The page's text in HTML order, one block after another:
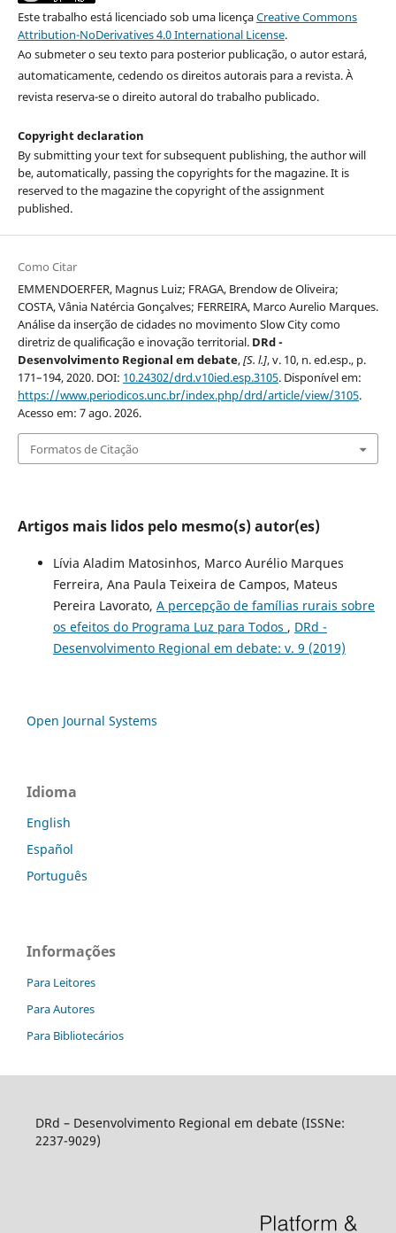
Este trabalho está licenciado sob uma licençaCreative Commons
Attribution-NoDerivatives 4.0 International License.
Ao submeter o seu texto para posterior publicação, o autor estará,
automaticamente, cedendo os direitos autorais para a revista. À
revista reserva-se o direito autoral do trabalho publicado.
Copyright declaration
By submitting your text for subsequent publishing, the author will
be, automatically, passing the copyrights for the magazine. It is
reserved to the magazine the copyright of the assignment
published.
Como Citar
EMMENDOERFER, Magnus Luiz; FRAGA, Brendow de Oliveira;
COSTA, Vânia Natércia Gonçalves; FERREIRA, Marco Aurelio Marques.
Análise da inserção de cidades no movimento Slow City como
diretriz de qualificação e inovação territorial. DRd -
Desenvolvimento Regional em debate,[S. l.], v. 10, n. ed.esp., p.
171–194, 2020. DOI: 10.24302/drd.v10ied.esp.3105. Disponível em:
https://www.periodicos.unc.br/index.php/drd/article/view/3105.
Acesso em: 7 ago. 2026.
Formatos de Citação
Artigos mais lidos pelo mesmo(s) autor(es)
Lívia Aladim Matosinhos, Marco Aurélio Marques
Ferreira, Ana Paula Teixeira de Campos, Mateus
Pereira Lavorato, A percepção de famílias rurais sobre
os efeitos do Programa Luz para Todos , DRd -
Desenvolvimento Regional em debate: v. 9 (2019)
Open Journal Systems
Idioma
English
Español
Português
Informações
Para Leitores
Para Autores
Para Bibliotecários
DRd – Desenvolvimento Regional em debate (ISSNe:
2237-9029)